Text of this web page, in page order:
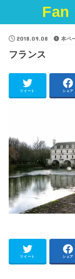
Fan
2018.09.08 本ペ
フランス
ツイート シェア
ツイート シェア